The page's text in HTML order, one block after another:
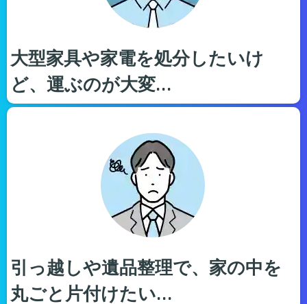
大型家具や家電を処分したいけ
ど、運ぶのが大変…
引っ越しや遺品整理で、家の中を
丸ごと片付けたい…